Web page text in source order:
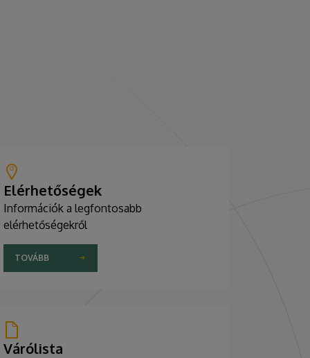
Elérhetőségek
Információk a legfontosabb
elérhetőségekről
TOVÁBB
Várólista